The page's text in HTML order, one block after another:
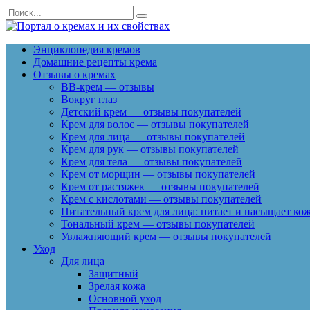
Перейти
к
содержанию
Search
for:
Энциклопедия кремов
Домашние рецепты крема
Отзывы о кремах
BB-крем — отзывы
Вокруг глаз
Детский крем — отзывы покупателей
Крем для волос — отзывы покупателей
Крем для лица — отзывы покупателей
Крем для рук — отзывы покупателей
Крем для тела — отзывы покупателей
Крем от морщин — отзывы покупателей
Крем от растяжек — отзывы покупателей
Крем с кислотами — отзывы покупателей
Питательный крем для лица: питает и насыщает
Тональный крем — отзывы покупателей
Увлажняющий крем — отзывы покупателей
Уход
Для лица
Защитный
Зрелая кожа
Основной уход